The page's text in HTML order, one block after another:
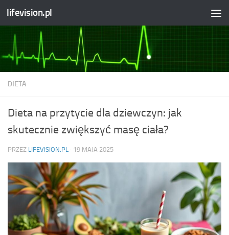
Skip to content
lifevision.pl
DIETA
Dieta na przytycie dla dziewczyn: jak
skutecznie zwiększyć masę ciała?
PRZEZ LIFEVISION.PL · 19 MAJA 2025